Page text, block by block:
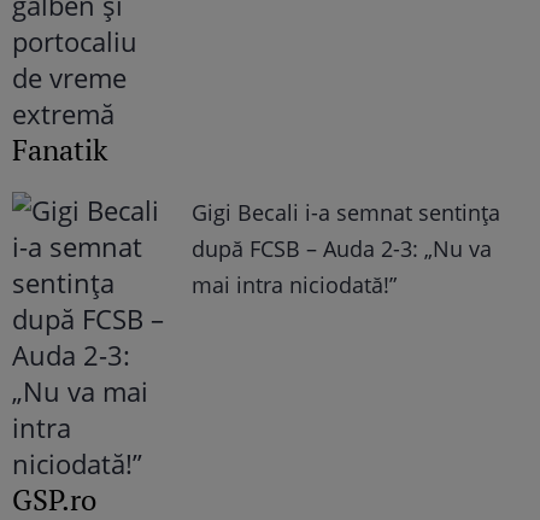
Fanatik
Gigi Becali i-a semnat sentința
după FCSB – Auda 2-3: „Nu va
mai intra niciodată!”
GSP.ro